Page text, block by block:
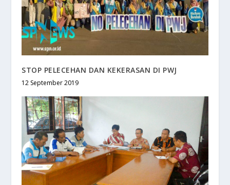
STOP PELECEHAN DAN KEKERASAN DI PWJ
12 September 2019